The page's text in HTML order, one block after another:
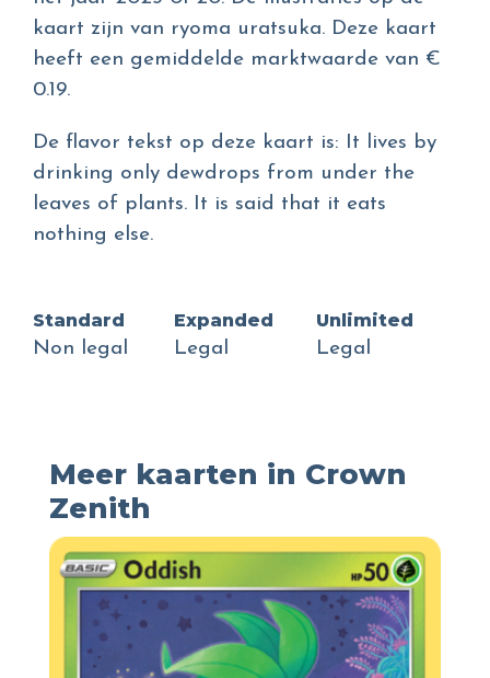
kaart zijn van ryoma uratsuka. Deze kaart
heeft een gemiddelde marktwaarde van €
0.19.
De flavor tekst op deze kaart is: It lives by
drinking only dewdrops from under the
leaves of plants. It is said that it eats
nothing else.
Standard
Non legal
Expanded
Legal
Unlimited
Legal
Meer kaarten in Crown
Zenith